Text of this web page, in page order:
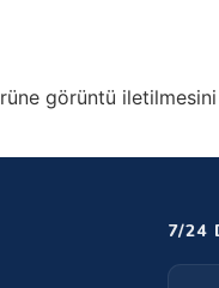
görüntü
7/24